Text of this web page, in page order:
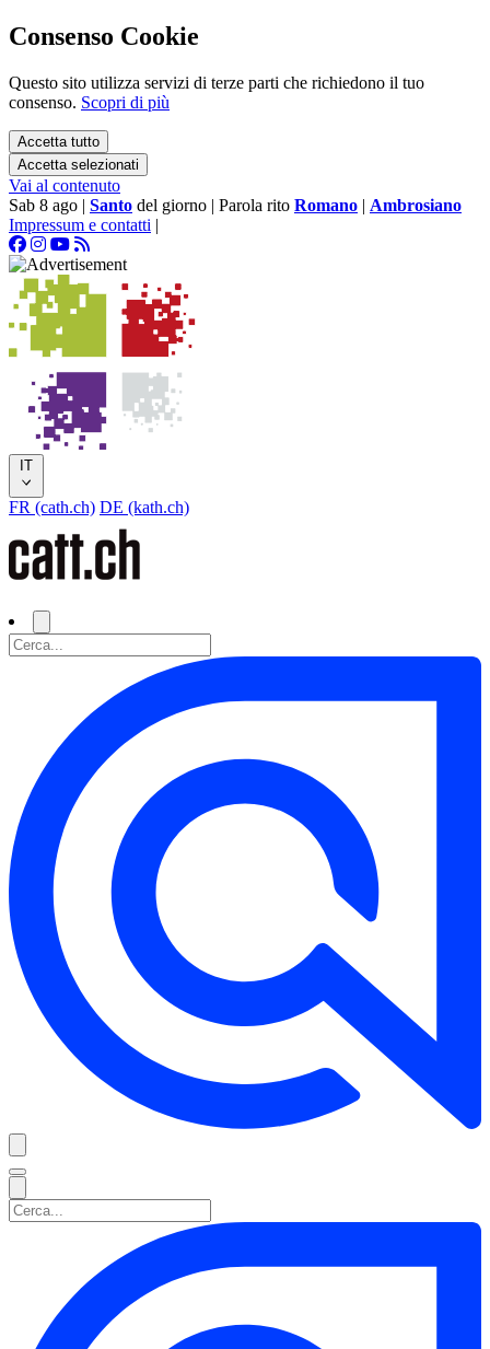
Consenso Cookie
Questo sito utilizza servizi di terze parti che richiedono il tuo
consenso. Scopri di più
Accetta tutto
Accetta selezionati
Vai al contenuto
Sab 8 ago | Santo del giorno | Parola rito Romano | Ambrosiano
Impressum e contatti |
IT
FR (cath.ch) DE (kath.ch)